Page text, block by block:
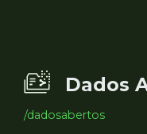
Dados
/dadosabertos